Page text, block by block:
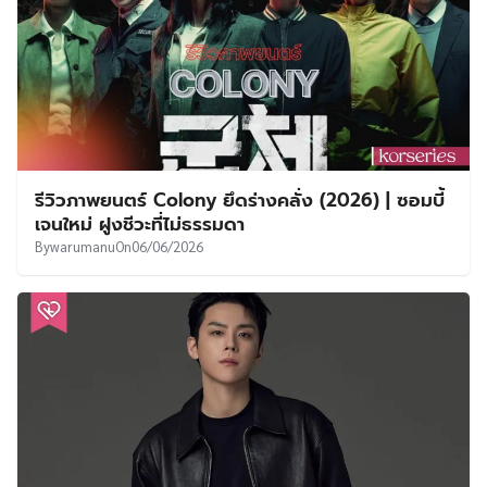
รีวิวภาพยนตร์ Colony ยึดร่างคลั่ง (2026) | ซอมบี้
เจนใหม่ ฝูงชีวะที่ไม่ธรรมดา
BywarumanuOn06/06/2026